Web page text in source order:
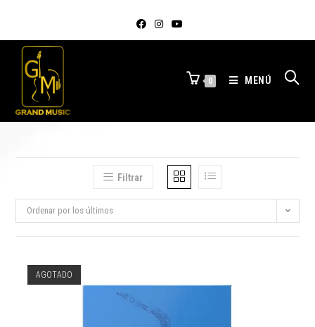
0 MENÚ
Filtrar
Ordenar por los últimos
AGOTADO